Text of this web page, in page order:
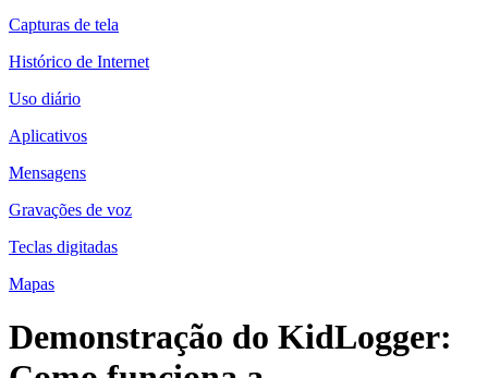
Capturas de tela
Histórico de Internet
Uso diário
Aplicativos
Mensagens
Gravações de voz
Teclas digitadas
Mapas
Demonstração do KidLogger: